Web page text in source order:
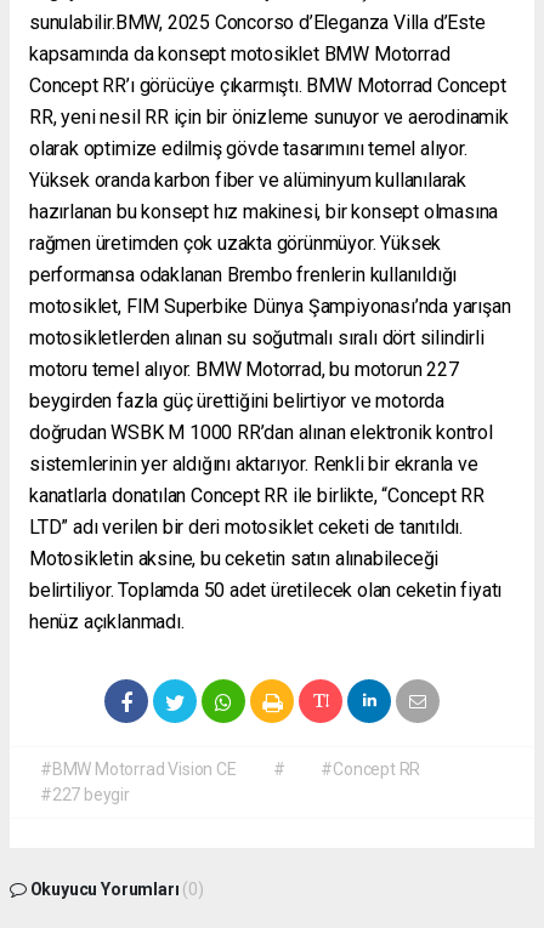
sunulabilir.BMW, 2025 Concorso d’Eleganza Villa d’Este
kapsamında da konsept motosiklet BMW Motorrad
Concept RR’ı görücüye çıkarmıştı. BMW Motorrad Concept
RR, yeni nesil RR için bir önizleme sunuyor ve aerodinamik
olarak optimize edilmiş gövde tasarımını temel alıyor.
Yüksek oranda karbon fiber ve alüminyum kullanılarak
hazırlanan bu konsept hız makinesi, bir konsept olmasına
rağmen üretimden çok uzakta görünmüyor. Yüksek
performansa odaklanan Brembo frenlerin kullanıldığı
motosiklet, FIM Superbike Dünya Şampiyonası’nda yarışan
motosikletlerden alınan su soğutmalı sıralı dört silindirli
motoru temel alıyor. BMW Motorrad, bu motorun 227
beygirden fazla güç ürettiğini belirtiyor ve motorda
doğrudan WSBK M 1000 RR’dan alınan elektronik kontrol
sistemlerinin yer aldığını aktarıyor. Renkli bir ekranla ve
kanatlarla donatılan Concept RR ile birlikte, “Concept RR
LTD” adı verilen bir deri motosiklet ceketi de tanıtıldı.
Motosikletin aksine, bu ceketin satın alınabileceği
belirtiliyor. Toplamda 50 adet üretilecek olan ceketin fiyatı
henüz açıklanmadı.
#BMW Motorrad Vision CE #
#Concept RR
#227 beygir
Okuyucu Yorumları (0)